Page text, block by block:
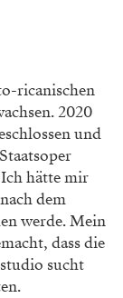
ricanischen
2020
und
hätte mir
dem
werde. Mein
dass die
sucht